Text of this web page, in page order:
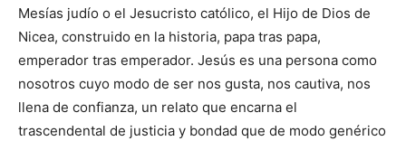
Mesías judío o el Jesucristo católico, el Hijo de Dios de
Nicea, construido en la historia, papa tras papa,
emperador tras emperador. Jesús es una persona como
nosotros cuyo modo de ser nos gusta, nos cautiva, nos
llena de confianza, un relato que encarna el
trascendental de justicia y bondad que de modo genérico